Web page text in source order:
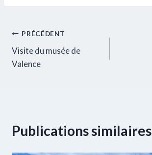
Navigation
de
PRÉCÉDENT
Visite du musée de
Valence
Publications similaires